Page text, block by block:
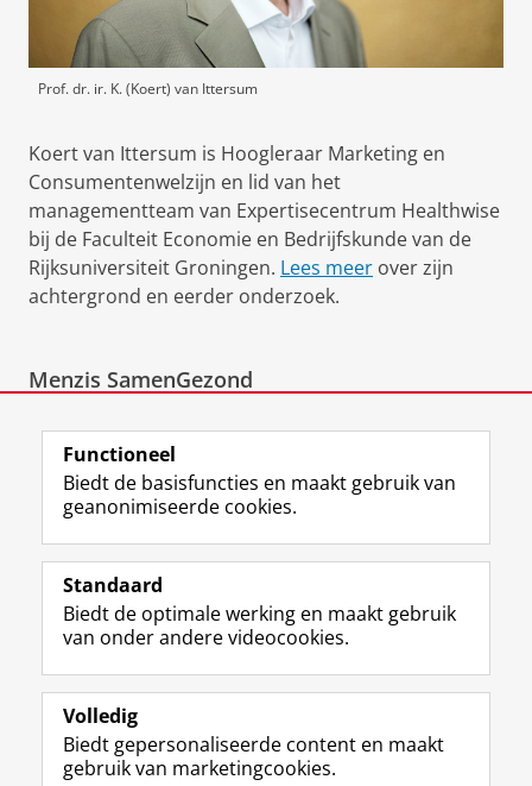
Prof. dr. ir. K. (Koert) van Ittersum
Koert van Ittersum is Hoogleraar Marketing en
Consumentenwelzijn en lid van het
managementteam van Expertisecentrum Healthwise
bij de Faculteit Economie en Bedrijfskunde van de
Rijksuniversiteit Groningen. Lees meer over zijn
achtergrond en eerder onderzoek.
Menzis SamenGezond
de video:
Menzis shows how SamenGezond works
Pas uw cookie instellingen aanom deze
video te zien
View this page in: English
i
Functioneel
Biedt de basisfuncties en maakt gebruik van
geanonimiseerde cookies.
Standaard
Biedt de optimale werking en maakt gebruik
van onder andere videocookies.
Volledig
Biedt gepersonaliseerde content en maakt
gebruik van marketingcookies.